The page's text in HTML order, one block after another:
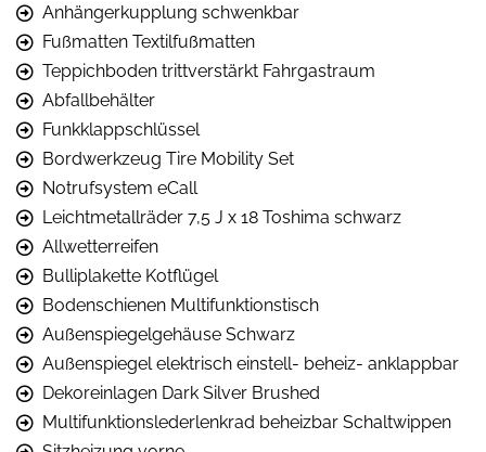
Anhängerkupplung schwenkbar
Fußmatten Textilfußmatten
Teppichboden trittverstärkt Fahrgastraum
Abfallbehälter
Funkklappschlüssel
Bordwerkzeug Tire Mobility Set
Notrufsystem eCall
Leichtmetallräder 7,5 J x 18 Toshima schwarz
Allwetterreifen
Bulliplakette Kotflügel
Bodenschienen Multifunktionstisch
Außenspiegelgehäuse Schwarz
Außenspiegel elektrisch einstell- beheiz- anklappbar
Dekoreinlagen Dark Silver Brushed
Multifunktionslederlenkrad beheizbar Schaltwippen